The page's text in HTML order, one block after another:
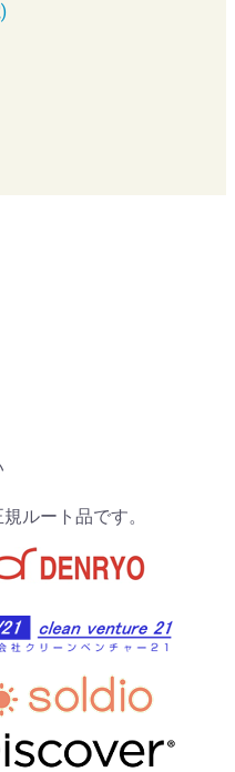
ルート品です。